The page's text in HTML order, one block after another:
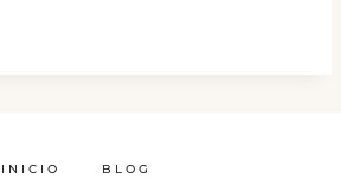
INICIO BLOG